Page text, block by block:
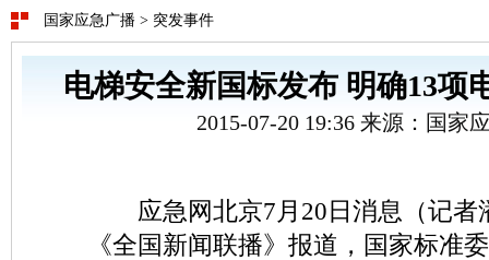
国家应急广播 > 突发事件
电梯安全新国标发布 明确13项
2015-07-20 19:36 来源：国家
应急网北京7月20日消息（记者
《全国新闻联播》报道，国家标准